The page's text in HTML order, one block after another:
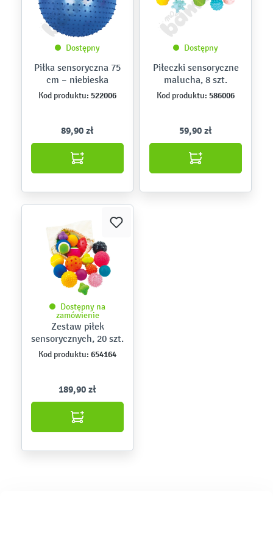
Dostępny
Piłka sensoryczna 75
cm – niebieska
Kod produktu: 522006
89,90 zł
Dostępny
Piłeczki sensoryczne
malucha, 8 szt.
Kod produktu: 586006
59,90 zł
Dostępny na
zamówienie
Zestaw piłek
sensorycznych, 20 szt.
Kod produktu: 654164
189,90 zł